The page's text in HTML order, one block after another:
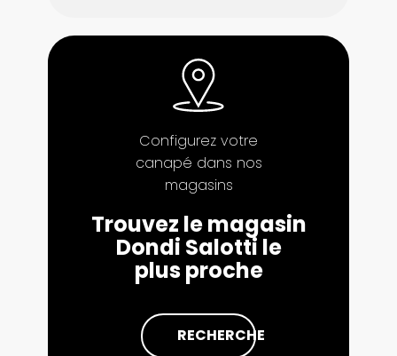
Configurez votre
canapé dans nos
magasins
Trouvez le magasin
Dondi Salotti le
plus proche
RECHERCHE